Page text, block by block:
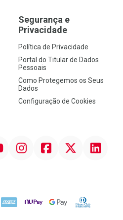
Segurança e
Privacidade
Política de Privacidade
Portal do Titular de Dados
Pessoais
Como Protegemos os Seus
Dados
Configuração de Cookies
InstagramFacebookTwitter Linkedin
AMEX NuPay Google PayDiners Club